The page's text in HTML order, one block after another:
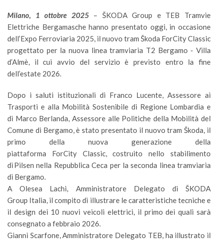
Milano, 1 ottobre 2025– ŠKODA Group e TEB Tramvie
Elettriche Bergamasche hanno presentato oggi, in occasione
dell’Expo Ferroviaria 2025, il nuovo tram Škoda ForCity Classic
progettato per la nuova linea tramviaria T2 Bergamo - Villa
d’Almè, il cui avvio del servizio è previsto entro la fine
dell’estate 2026.
Dopo i saluti istituzionali di Franco Lucente, Assessore ai
Trasporti e alla Mobilità Sostenibile di Regione Lombardia e
di Marco Berlanda, Assessore alle Politiche della Mobilità del
Comune di Bergamo, è stato presentato il nuovo tram Škoda, il
primo della nuova generazione della
piattaforma ForCity Classic, costruito nello stabilimento
di Pilsen nella Repubblica Ceca per la seconda linea tramviaria
di Bergamo.
A Olesea Lachi, Amministratore Delegato di ŠKODA
Group Italia, il compito di illustrare le caratteristiche tecniche e
il design dei 10 nuovi veicoli elettrici, il primo dei quali sarà
consegnato a febbraio 2026.
Gianni Scarfone, Amministratore Delegato TEB, ha illustrato il